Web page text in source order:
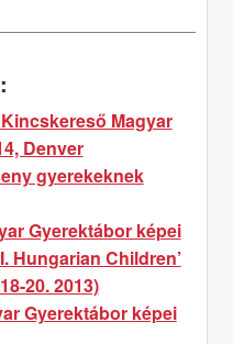
első
második
Kincskereső
Magyar
Magyar
Denver
gyerekeknek
Gyerektábor képei
Hungarian Children’
20. 2013)
Gyerektábor képei